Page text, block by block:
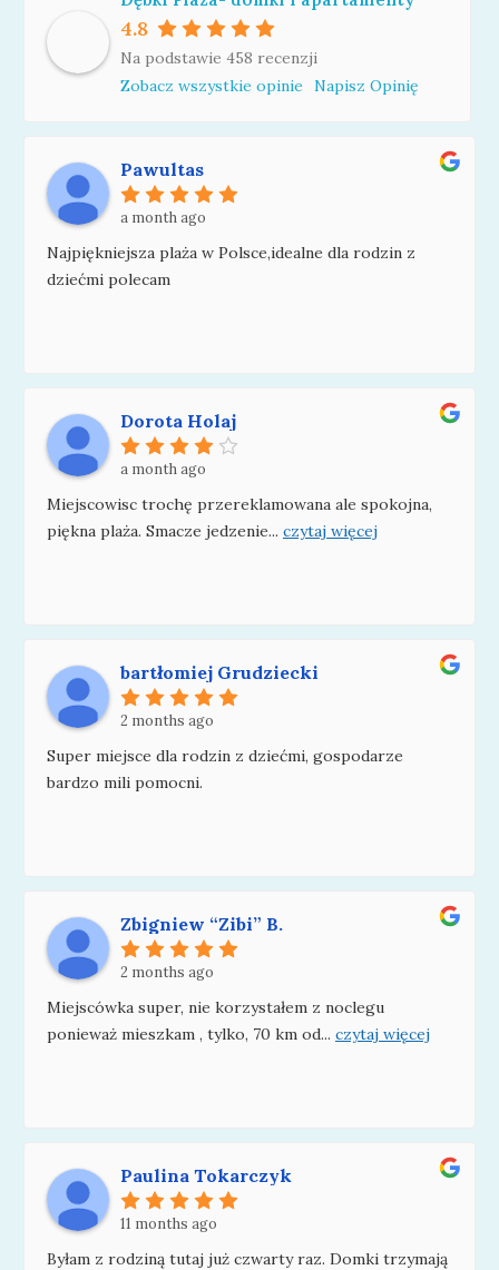
4.8
Na podstawie 458 recenzji
Zobacz wszystkie opinie
Napisz Opinię
Pawultas
a month ago
Najpiękniejsza plaża w Polsce,idealne dla rodzin z
dziećmi polecam
Dorota Holaj
a month ago
Miejscowisc trochę przereklamowana ale spokojna,
piękna plaża. Smacze jedzenie... czytaj więcej
bartłomiej Grudziecki
2 months ago
Super miejsce dla rodzin z dziećmi, gospodarze
bardzo mili pomocni.
Zbigniew “Zibi” B.
2 months ago
Miejscówka super, nie korzystałem z noclegu
ponieważ mieszkam , tylko, 70 km od... czytaj więcej
Paulina Tokarczyk
11 months ago
Byłam z rodziną tutaj już czwarty raz. Domki trzymają